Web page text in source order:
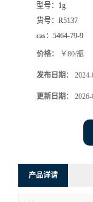
型号： 1g
货号： R5137
cas： 5464-79-9
价格： ￥80/瓶
发布日期： 2024-
更新日期：
产品详请